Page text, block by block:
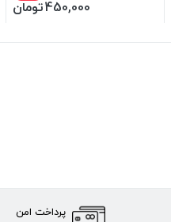
450,000تومان
پرداخت امن